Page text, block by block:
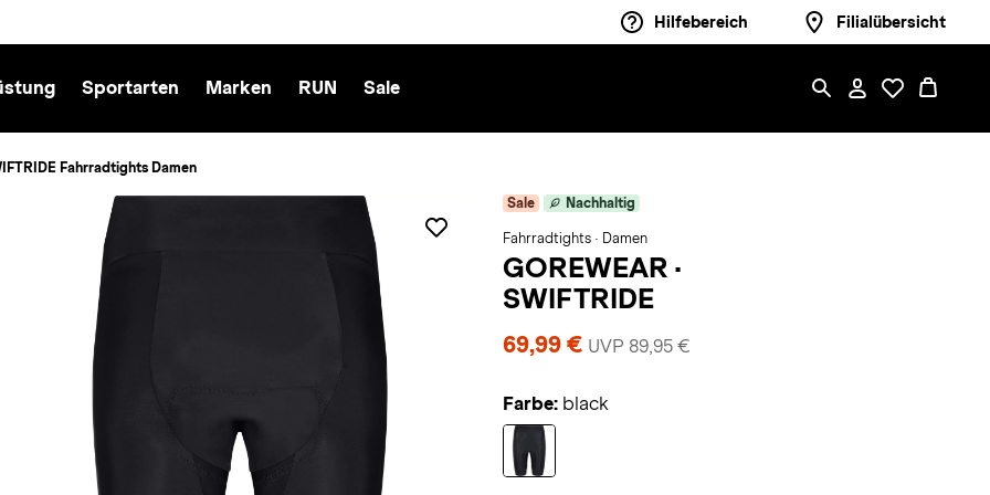
Hilfebereich Filialübersicht
Sportarten Marken RUN Sale
Fahrradtights Damen
Sale Nachhaltig
Fahrradtights · Damen
GOREWEAR ·
SWIFTRIDE
69,99 € UVP 89,95 €
Farbe: black